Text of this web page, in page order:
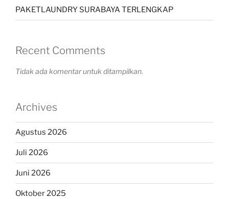
PAKETLAUNDRY SURABAYA TERLENGKAP
Recent Comments
Tidak ada komentar untuk ditampilkan.
Archives
Agustus 2026
Juli 2026
Juni 2026
Oktober 2025